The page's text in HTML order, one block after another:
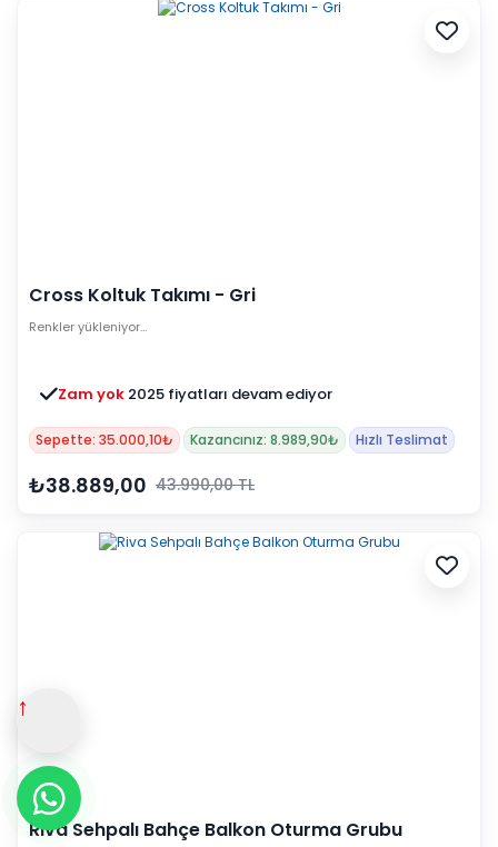
Cross Koltuk Takımı - Gri
Renkler yükleniyor…
Zam yok 2025 fiyatları devam ediyor
Sepette: 35.000,10₺ Kazancınız: 8.989,90₺ Hızlı Teslimat
₺38.889,00 43.990,00 TL
Riva Sehpalı Bahçe Balkon Oturma Grubu
↑